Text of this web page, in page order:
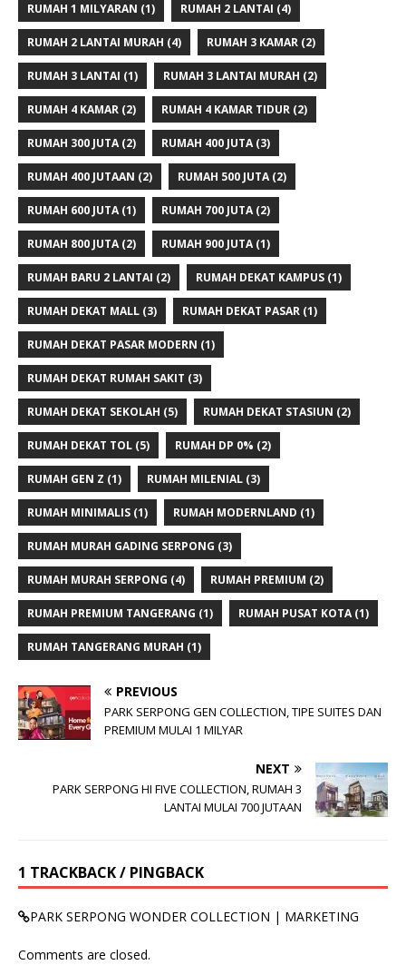
RUMAH 1 MILYARAN (1) RUMAH 2 LANTAI (4)
RUMAH 2 LANTAI MURAH (4) RUMAH 3 KAMAR (2)
RUMAH 3 LANTAI (1) RUMAH 3 LANTAI MURAH (2)
RUMAH 4 KAMAR (2) RUMAH 4 KAMAR TIDUR (2)
RUMAH 300 JUTA(2) RUMAH 400 JUTA(3)
RUMAH 400 JUTAAN (2) RUMAH 500 JUTA(2)
RUMAH 600 JUTA(1) RUMAH 700 JUTA(2)
RUMAH 800 JUTA(2) RUMAH 900 JUTA(1)
RUMAH BARU 2 LANTAI (2) RUMAH DEKAT KAMPUS (1)
RUMAH DEKAT MALL (3) RUMAH DEKAT PASAR (1)
RUMAH DEKAT PASAR MODERN (1)
RUMAH DEKAT RUMAH SAKIT (3)
RUMAH DEKAT SEKOLAH (5) RUMAH DEKAT STASIUN (2)
RUMAH DEKAT TOL (5) RUMAH DP 0% (2)
RUMAH GEN Z (1) RUMAH MILENIAL (3)
RUMAH MINIMALIS (1) RUMAH MODERNLAND (1)
RUMAH MURAH GADING SERPONG (3)
RUMAH MURAH SERPONG (4) RUMAH PREMIUM (2)
RUMAH PREMIUM TANGERANG (1) RUMAH PUSAT KOTA(1)
RUMAH TANGERANG MURAH (1)
PREVIOUS
PARK SERPONG GEN COLLECTION, TIPE SUITES DAN
PREMIUM MULAI 1 MILYAR
NEXT
PARK SERPONG HI FIVE COLLECTION, RUMAH 3
LANTAI MULAI 700 JUTAAN
1 TRACKBACK / PINGBACK
PARK SERPONG WONDER COLLECTION | MARKETING
Comments are closed.